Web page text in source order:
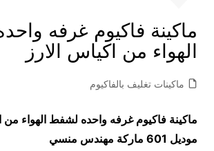
ماكينة فاكيوم غرفه
الهواء من اكياس الارز
ماكينات تغليف بالفاكيوم
ماكينة فاكيوم غرفه واحده لشفط الهواء من
موديل 601 ماركة مهندس منسي